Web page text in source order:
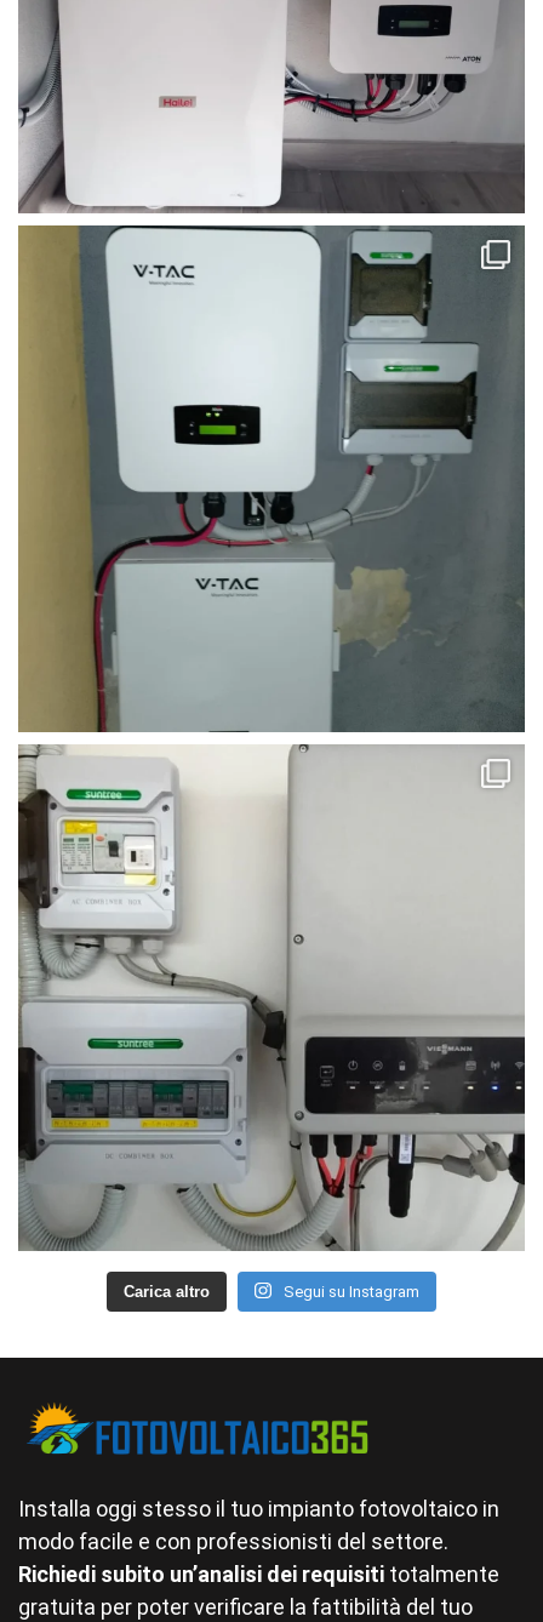
Carica altro Segui su Instagram
Installa oggi stesso il tuo impianto fotovoltaico in
modo facile e con professionisti del settore.
Richiedi subito un’analisi dei requisiti totalmente
gratuita per poter verificare la fattibilità del tuo